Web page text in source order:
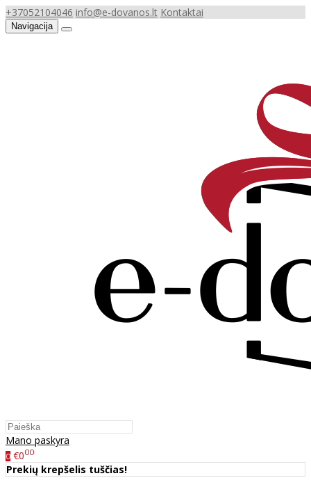
+37052104046 info@e-dovanos.lt Kontaktai
Navigacija
Mano paskyra
0 €000
Prekių krepšelis tuščias!